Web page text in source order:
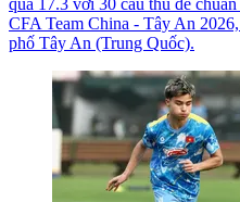
CFA Team China - Tây An
phố Tây An (Trung Quốc).